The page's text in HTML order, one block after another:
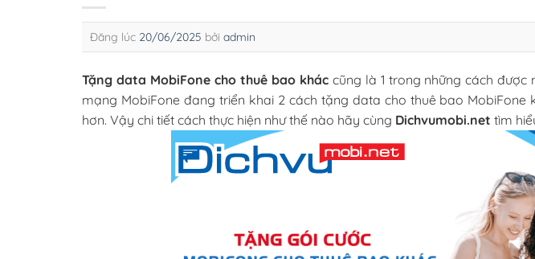
Đăng lúc 20/06/2025 bởi admin
Tặng data MobiFone cho thuê bao khác cũng là 1 trong những cách
mạng MobiFone đang triển khai 2 cách tặng data cho thuê bao MobiFone
hơn. Vậy chi tiết cách thực hiện như thế nào hãy cùng Dichvumobi.net tìm